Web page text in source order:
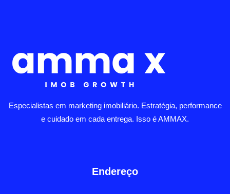
Especialistas em marketing imobiliário. Estratégia, performance
e cuidado em cada entrega. Isso é AMMAX.
Endereço